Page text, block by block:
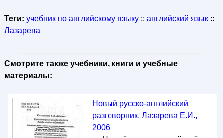
Теги: учебник по английскому языку:: английский язык::
Лазарева
Смотрите также учебники, книги и учебные
материалы:
Новый русско-английский
разговорник, Лазарева Е.И.,
2006